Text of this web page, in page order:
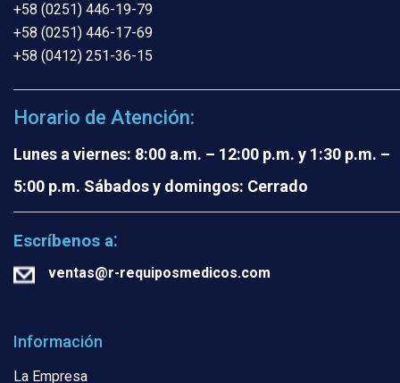
+58 (0251) 446-19-79
+58 (0251) 446-17-69
+58 (0412) 251-36-15
Horario de Atención:
Lunes a viernes: 8:00 a.m. – 12:00 p.m. y 1:30 p.m. –
5:00 p.m. Sábados y domingos: Cerrado
Escríbenos a:
ventas@r-requiposmedicos.com
Información
La Empresa